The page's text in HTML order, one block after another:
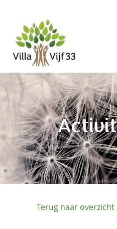
Terug naar overzicht
VILLA